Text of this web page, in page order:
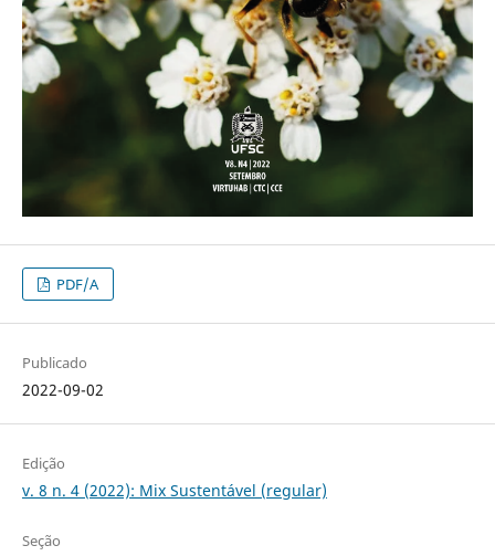
PDF/A
Publicado
2022-09-02
Edição
v. 8 n. 4 (2022): Mix Sustentável (regular)
Seção